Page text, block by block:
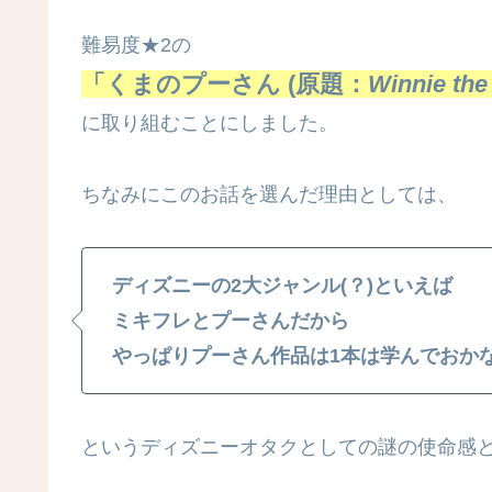
難易度★2の
「くまのプーさん (原題： Winnie
に取り組むことにしました。
ちなみにこのお話を選んだ理由としては、
ディズニーの2大ジャンル(？)といえば
ミキフレとプーさんだから
やっぱりプーさん作品は1本は学んでおか
というディズニーオタクとしての謎の使命感と